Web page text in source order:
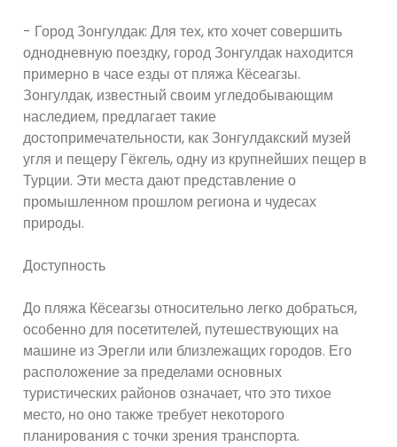
- Город Зонгулдак: Для тех, кто хочет совершить
однодневную поездку, город Зонгулдак находится
примерно в часе езды от пляжа Кёсеагзы.
Зонгулдак, известный своим угледобывающим
наследием, предлагает такие
достопримечательности, как Зонгулдакский музей
угля и пещеру Гёкгель, одну из крупнейших пещер в
Турции. Эти места дают представление о
промышленном прошлом региона и чудесах
природы.
Доступность
До пляжа Кёсеагзы относительно легко добраться,
особенно для посетителей, путешествующих на
машине из Эрегли или близлежащих городов. Его
расположение за пределами основных
туристических районов означает, что это тихое
место, но оно также требует некоторого
планирования с точки зрения транспорта.